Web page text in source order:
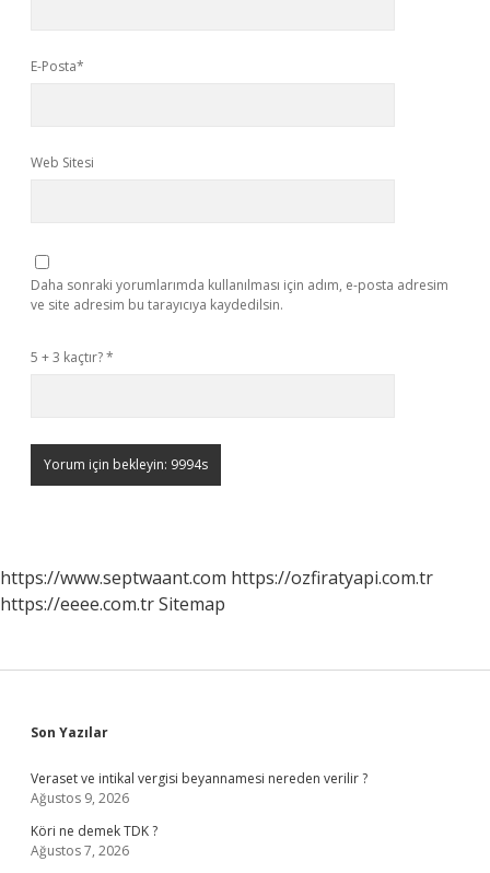
E-Posta*
Web Sitesi
Daha sonraki yorumlarımda kullanılması için adım, e-posta adresim
ve site adresim bu tarayıcıya kaydedilsin.
5 + 3 kaçtır?*
https://www.septwaant.com https://ozfiratyapi.com.tr
https://eeee.com.trSitemap
Sidebar
Son Yazılar
Veraset ve intikal vergisi beyannamesi nereden verilir ?
Ağustos 9, 2026
Köri ne demek TDK ?
Ağustos 7, 2026